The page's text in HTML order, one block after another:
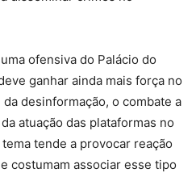
ofensiva do Palácio do
ganhar ainda mais força no
desinformação, o combate a
atuação das plataformas no
tende a provocar reação
costumam associar esse tipo